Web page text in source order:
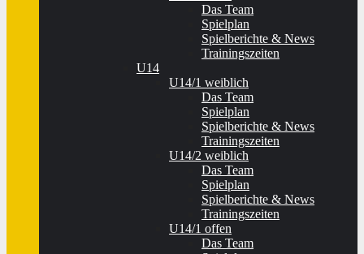
Das Team
Spielplan
Spielberichte & News
Trainingszeiten
U14
U14/1 weiblich
Das Team
Spielplan
Spielberichte & News
Trainingszeiten
U14/2 weiblich
Das Team
Spielplan
Spielberichte & News
Trainingszeiten
U14/1 offen
Das Team